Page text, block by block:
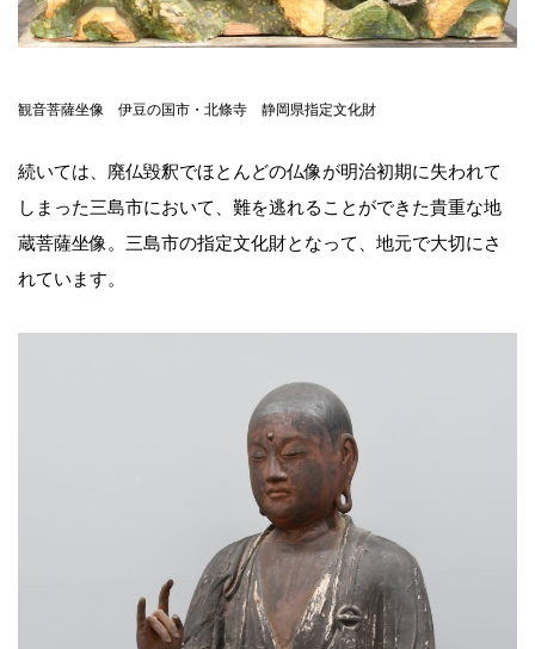
観音菩薩坐像 伊豆の国市・北條寺 静岡県指定文化財
続いては、廃仏毀釈でほとんどの仏像が明治初期に失われて
しまった三島市において、難を逃れることができた貴重な地
蔵菩薩坐像。三島市の指定文化財となって、地元で大切にさ
れています。